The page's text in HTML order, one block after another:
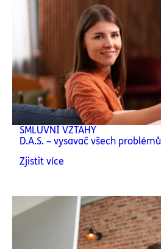
SMLUVNÍ VZTAHY
D.A.S. – vysavač všech problémů
Zjistit více